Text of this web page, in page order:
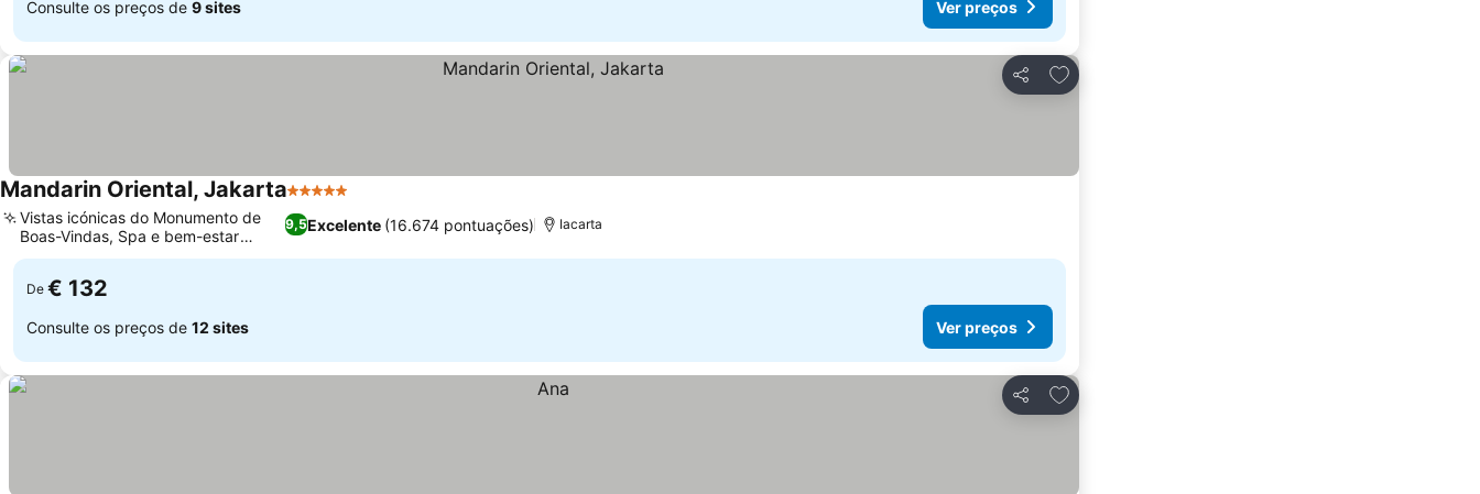
Consulte os preços de 9 sites Ver preços
Partilhar
Adicionar aos favoritos
Mandarin Oriental, Jakarta5 Estrelas
9,5Excelente (16.674 pontuações)
Vistas icónicas do Monumento de
Boas-Vindas, Spa e bem-estar
premiados
Iacarta
De € 132
Consulte os preços de 12 sites Ver preços
Partilhar
Adicionar aos favoritos